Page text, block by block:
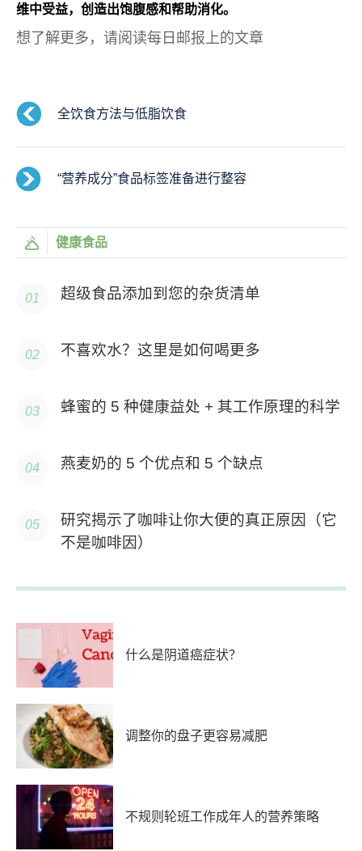
维中受益，创造出饱腹感和帮助消化。
想了解更多，请阅读每日邮报上的文章
全饮食方法与低脂饮食
“营养成分”食品标签准备进行整容
健康食品
超级食品添加到您的杂货清单
不喜欢水？这里是如何喝更多
蜂蜜的 5 种健康益处 + 其工作原理的科学
燕麦奶的 5 个优点和 5 个缺点
研究揭示了咖啡让你大便的真正原因（它
不是咖啡因）
什么是阴道癌症状？
调整你的盘子更容易减肥
不规则轮班工作成年人的营养策略